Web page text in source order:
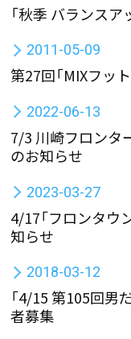
「秋季 バランス
2011-05-09
第27回「MIXフッ
2022-06-13
7/3 川崎フロンタ
のお知らせ
2023-03-27
4/17「フロンタウ
知らせ
2018-03-12
「4/15 第105回男
者募集